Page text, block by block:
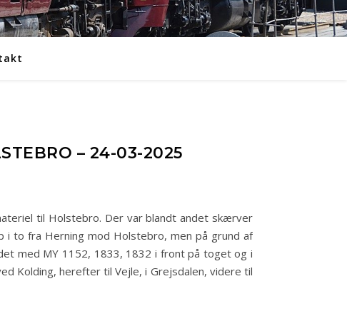
– 24-03-2025
til Holstebro. Der var blandt andet skærver
i to fra Herning mod Holstebro, men på grund af
med MY 1152, 1833, 1832 i front på toget og i
Kolding, herefter til Vejle, i Grejsdalen, videre til